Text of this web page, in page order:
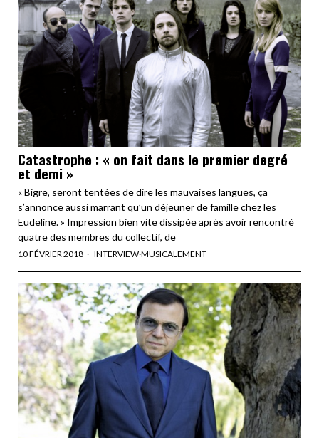
Catastrophe : « on fait dans le premier degré
et demi »
« Bigre, seront tentées de dire les mauvaises langues, ça
s’annonce aussi marrant qu’un déjeuner de famille chez les
Eudeline. » Impression bien vite dissipée après avoir rencontré
quatre des membres du collectif, de
10 FÉVRIER 2018 INTERVIEW·MUSICALEMENT